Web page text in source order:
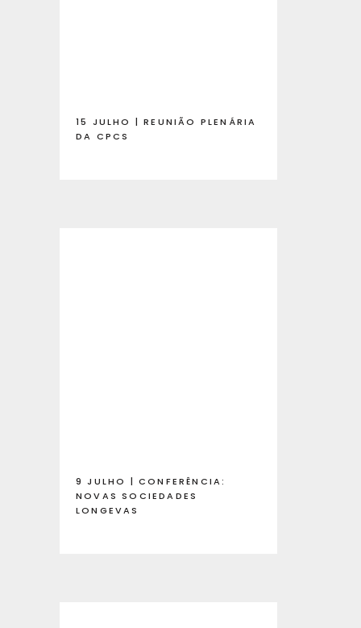
15 JULHO | REUNIÃO PLENÁRIA
DA CPCS
9 JULHO | CONFERÊNCIA:
NOVAS SOCIEDADES
LONGEVAS